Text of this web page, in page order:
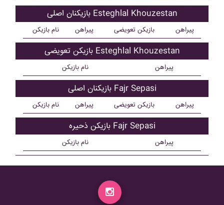
بازیکنان اصلی Esteghlal Khouzestan
نام بازیکن پیراهن بازیکن تعویضی پیراهن
بازیکن تعویضی Esteghlal Khouzestan
نام بازیکن پیراهن
بازیکنان اصلی Fajr Sepasi
نام بازیکن پیراهن بازیکن تعویضی پیراهن
بازیکن ذحیره Fajr Sepasi
نام بازیکن پیراهن